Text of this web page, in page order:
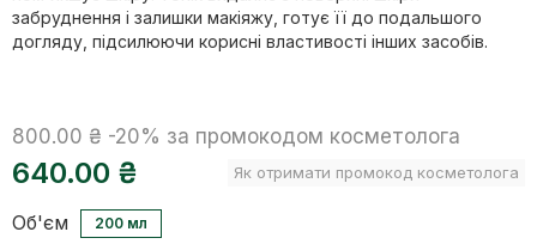
забруднення і залишки макіяжу, готує її до подальшого
догляду, підсилюючи корисні властивості інших засобів.
800.00 ₴ -20% за промокодом косметолога
640.00 ₴ Як отримати промокод косметолога
Об'єм 200 мл